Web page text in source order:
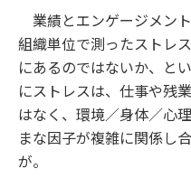
業績とエンゲージメン
組織単位で測ったストレ
にあるのではないか、と
にストレスは、仕事や残
はなく、環境／身体／心
まな因子が複雑に関係し
が。